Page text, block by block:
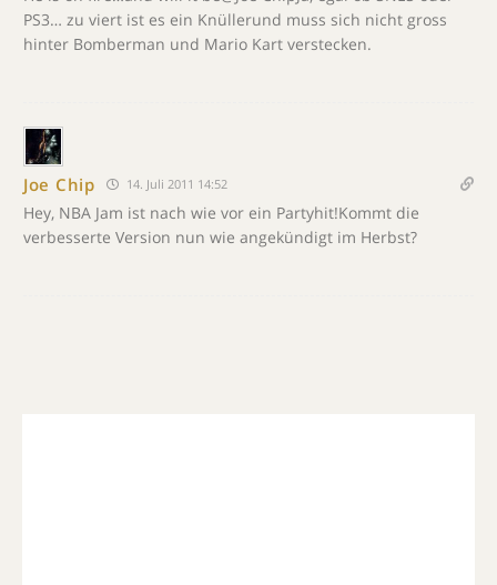
PS3… zu viert ist es ein Knüllerund muss sich nicht gross
hinter Bomberman und Mario Kart verstecken.
Joe Chip 14. Juli 2011 14:52
Hey, NBA Jam ist nach wie vor ein Partyhit!Kommt die
verbesserte Version nun wie angekündigt im Herbst?